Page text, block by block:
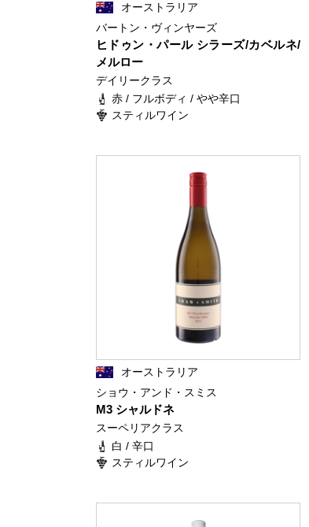
オーストラリア
バートン・ヴィンヤーズ
ヒドゥン・パール シラーズ/カベルネ/
メルロー
デイリークラス
赤 / フルボディ / やや辛口
スティルワイン
オーストラリア
ショウ・アンド・スミス
M3 シャルドネ
スーペリアクラス
白 / 辛口
スティルワイン